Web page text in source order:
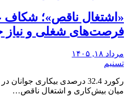
«اشتغال ناقص»؛ شکاف
فرصت‌های شغلی و نیاز
مرداد ۱۸, ۱۴۰۵
تسنیم
میان بیش‌کاری و اشتغال ناقص…